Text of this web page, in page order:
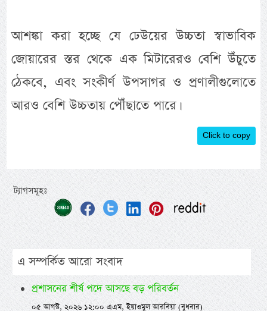
আশঙ্কা করা হচ্ছে যে ঢেউয়ের উচ্চতা স্বাভাবিক
জোয়ারের স্তর থেকে এক মিটারেরও বেশি উঁচুতে
ঠেকবে, এবং সংকীর্ণ উপসাগর ও প্রণালীগুলোতে
আরও বেশি উচ্চতায় পৌঁছাতে পারে।
Click to copy
ট্যাগসমূহঃ
এ সম্পর্কিত আরো সংবাদ
প্রশাসনের শীর্ষ পদে আসছে বড় পরিবর্তন
০৫ আগস্ট, ২০২৬ ১২:০০ এএম, ইয়াওমুল আরবিয়া (বুধবার)